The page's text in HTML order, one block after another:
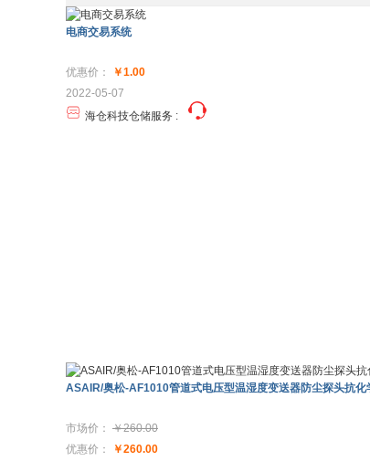
电商交易系统
优惠价：
￥1.00
2022-05-07
海仓科技仓储服务 :
ASAIR/奥松-AF1010管道式电压型温湿度变送器防尘探头抗化
市场价： ￥260.00
优惠价：
￥260.00